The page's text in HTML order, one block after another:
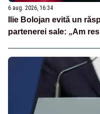
6 aug. 2026, 16:34
Ilie Bolojan evită un
partenerei sale: „Am